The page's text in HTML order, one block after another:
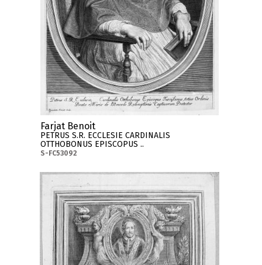
Farjat Benoit
PETRUS S.R. ECCLESIE CARDINALIS
OTTHOBONUS EPISCOPUS ..
S-FC53092